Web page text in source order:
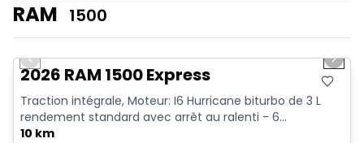
RAM 1500
1/7
En stock
Previous slide Next
2026 RAM 1500 Express
Traction intégrale, Moteur: I6 Hurricane biturbo de 3 L
rendement standard avec arrêt au ralenti - 6...
10 km